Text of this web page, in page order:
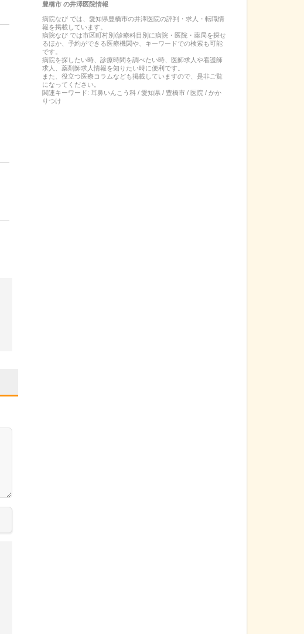
豊橋市の井澤医院情報
病院なび では、 愛知県豊橋市の井澤医院の評判・求人・転職情
報を掲載しています。
病院なび では市区町村別/診療科目別に病院・医院・薬局を探せ
るほか、予約ができる医療機関や、キーワードでの検索も可能
です。
病院を探したい時、診療時間を調べたい時、医師求人や看護師
求人、薬剤師求人情報を知りたい時に便利です。
また、役立つ医療コラムなども掲載していますので、是非ご覧
になってください。
関連キーワード: 耳鼻いんこう科 / 愛知県 / 豊橋市 / 医院 / かか
りつけ